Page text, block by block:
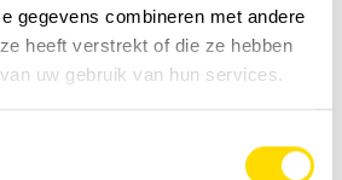
gegevens combineren met andere
heeft verstrekt of die ze hebben
uw gebruik van hun services.